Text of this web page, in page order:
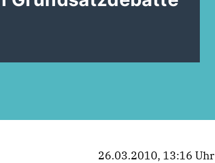
26.03.2010, 13:16 Uhr